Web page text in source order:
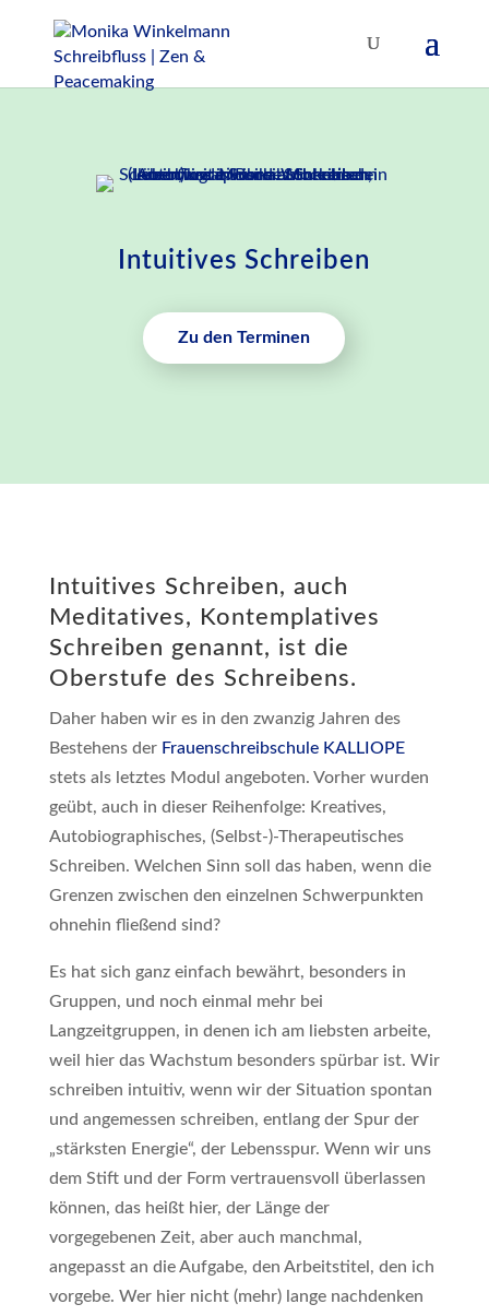
Intuitives Schreiben
Zu den Terminen
Intuitives Schreiben, auch
Meditatives, Kontemplatives
Schreiben genannt, ist die
Oberstufe des Schreibens.
Daher haben wir es in den zwanzig Jahren des
Bestehens der Frauenschreibschule KALLIOPE
stets als letztes Modul angeboten. Vorher wurden
geübt, auch in dieser Reihenfolge: Kreatives,
Autobiographisches, (Selbst-)-Therapeutisches
Schreiben. Welchen Sinn soll das haben, wenn die
Grenzen zwischen den einzelnen Schwerpunkten
ohnehin fließend sind?
Es hat sich ganz einfach bewährt, besonders in
Gruppen, und noch einmal mehr bei
Langzeitgruppen, in denen ich am liebsten arbeite,
weil hier das Wachstum besonders spürbar ist. Wir
schreiben intuitiv, wenn wir der Situation spontan
und angemessen schreiben, entlang der Spur der
„stärksten Energie“, der Lebensspur. Wenn wir uns
dem Stift und der Form vertrauensvoll überlassen
können, das heißt hier, der Länge der
vorgegebenen Zeit, aber auch manchmal,
angepasst an die Aufgabe, den Arbeitstitel, den ich
vorgebe. Wer hier nicht (mehr) lange nachdenken